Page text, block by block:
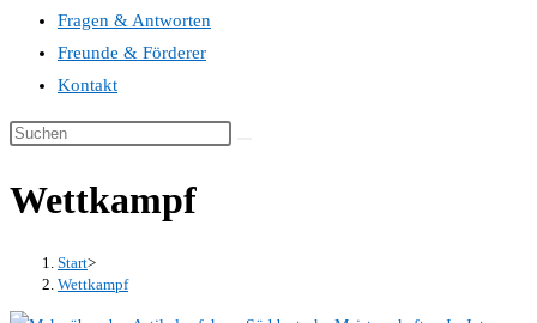
Fragen & Antworten
Freunde & Förderer
Kontakt
Wettkampf
Start>
Wettkampf